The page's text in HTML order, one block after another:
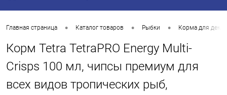
Главная страница • Каталог товаров • Рыбки • Корма для
Корм Tetra TetraPRO Energy Multi-
Crisps 100 мл, чипсы премиум для
всех видов тропических рыб,